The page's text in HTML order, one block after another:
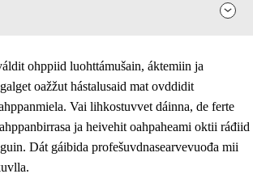
ohppiid luohttámušain, áktemiin ja
oažžut hástalusaid mat ovddidit
Vai lihkostuvvet dáinna, de ferte
ja heivehit oahpaheami oktii ráđiid
Dát gáibida profešuvdnasearvevuođa mii